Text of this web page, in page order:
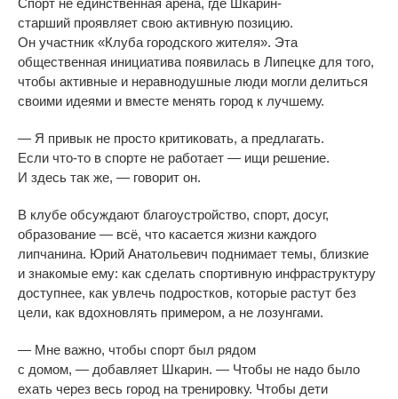
старший проявляет свою активную позицию.
Он участник «Клуба городского жителя». Эта
общественная инициатива появилась в Липецке для того,
чтобы активные и неравнодушные люди могли делиться
своими идеями и вместе менять город к лучшему.
— Я привык не просто критиковать, а предлагать.
Если что-то в спорте не работает — ищи решение.
И здесь так же, — говорит он.
В клубе обсуждают благоустройство, спорт, досуг,
образование — всё, что касается жизни каждого
липчанина. Юрий Анатольевич поднимает темы, близкие
и знакомые ему: как сделать спортивную инфраструктуру
доступнее, как увлечь подростков, которые растут без
цели, как вдохновлять примером, а не лозунгами.
— Мне важно, чтобы спорт был рядом
с домом, — добавляет Шкарин. — Чтобы не надо было
ехать через весь город на тренировку. Чтобы дети